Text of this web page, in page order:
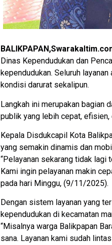
Dinas Kependudukan dan
kependudukan. Seluruh
kondisi darurat sekalipun.
Langkah ini merupakan bagian
publik yang lebih cepat, efisien,
Kepala Disdukcapil Kota
yang semakin dinamis dan
“Pelayanan sekarang tidak lagi
Kami ingin pelayanan makin
pada hari Minggu, (9/11/2025).
Dengan sistem layanan yang
kependudukan di kecamatan
“Misalnya warga Balikpapan
sana. Layanan kami sudah